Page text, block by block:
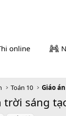
online
Toán 10 Giáo
trời sáng